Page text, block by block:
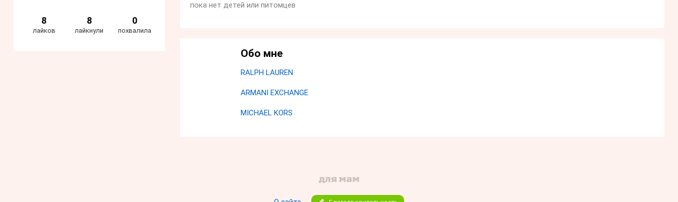
8
лайков
8
лайкнули
0
похвалила
пока нет детей или питомцев
Обо мне
RALPH LAUREN
ARMANI EXCHANGE
MICHAEL KORS